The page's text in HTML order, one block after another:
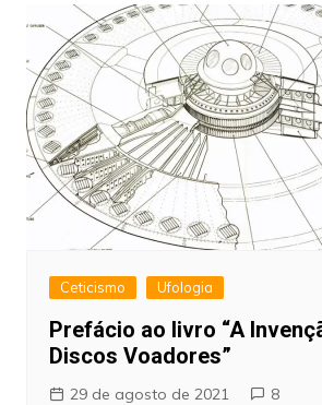
Ceticismo Ufologia
Prefácio ao livro “A
Discos Voadores”
29 de agosto de 2021 8